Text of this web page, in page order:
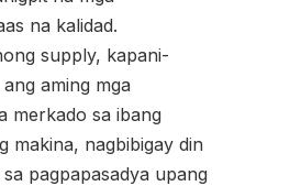
na kalidad.
supply, kapani-
aming mga
merkado sa ibang
makina, nagbibigay din
pagpapasadya upang